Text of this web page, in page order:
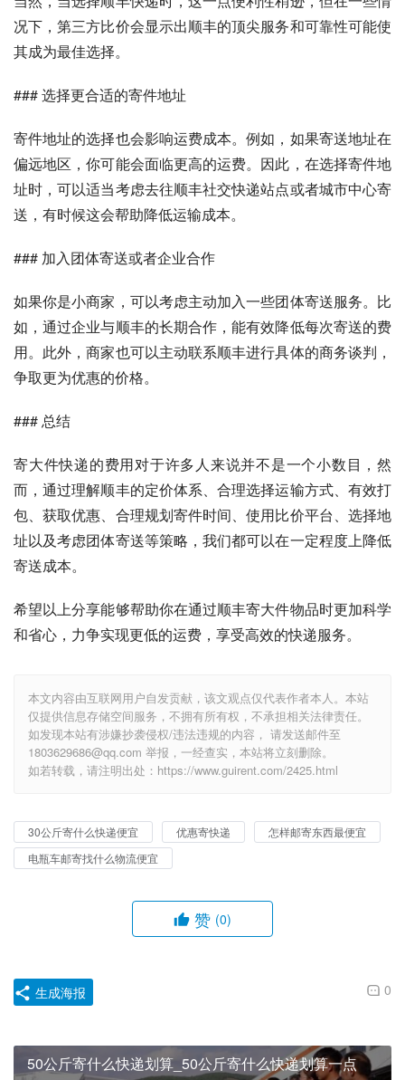
况下，第三方比价会显示出顺丰的顶尖服务和可靠性可能使
其成为最佳选择。
### 选择更合适的寄件地址
寄件地址的选择也会影响运费成本。例如，如果寄送地址在
偏远地区，你可能会面临更高的运费。因此，在选择寄件地
址时，可以适当考虑去往顺丰社交快递站点或者城市中心寄
送，有时候这会帮助降低运输成本。
### 加入团体寄送或者企业合作
如果你是小商家，可以考虑主动加入一些团体寄送服务。比
如，通过企业与顺丰的长期合作，能有效降低每次寄送的费
用。此外，商家也可以主动联系顺丰进行具体的商务谈判，
争取更为优惠的价格。
### 总结
寄大件快递的费用对于许多人来说并不是一个小数目，然
而，通过理解顺丰的定价体系、合理选择运输方式、有效打
包、获取优惠、合理规划寄件时间、使用比价平台、选择地
址以及考虑团体寄送等策略，我们都可以在一定程度上降低
寄送成本。
希望以上分享能够帮助你在通过顺丰寄大件物品时更加科学
和省心，力争实现更低的运费，享受高效的快递服务。
本文内容由互联网用户自发贡献，该文观点仅代表作者本人。本站
仅提供信息存储空间服务，不拥有所有权，不承担相关法律责任。
如发现本站有涉嫌抄袭侵权/违法违规的内容， 请发送邮件至
1803629686@qq.com 举报，一经查实，本站将立刻删除。
如若转载，请注明出处：https://www.guirent.com/2425.html
30公斤寄什么快递便宜 优惠寄快递
怎样邮寄东西最便宜
电瓶车邮寄找什么物流便宜
赞 (0)
0
生成海报
50公斤寄什么快递划算_50公斤寄什么快递划算一点